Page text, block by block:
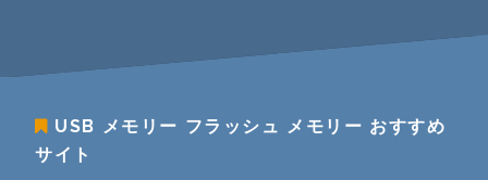
USB メモリー フラッシュ メモリー おすすめ
サイト